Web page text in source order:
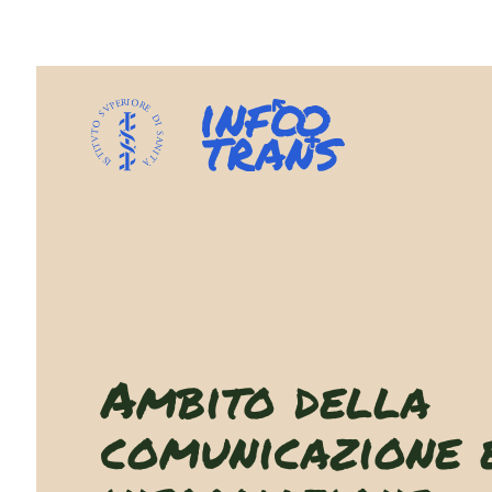
Ambito della
comunicazione